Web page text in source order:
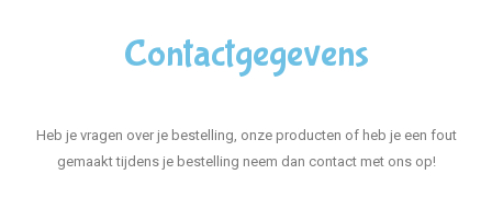
Contactgegevens
Heb je vragen over je bestelling, onze producten of heb je een fout
gemaakt tijdens je bestelling neem dan contact met ons op!